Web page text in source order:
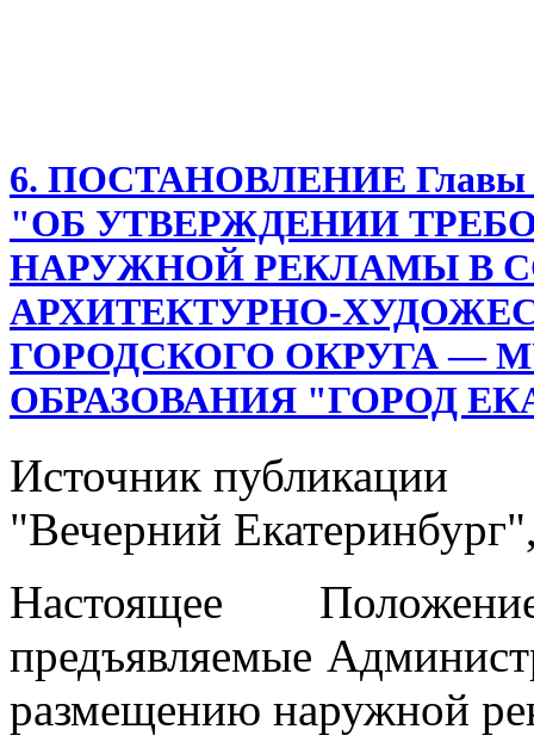
6. ПОСТАНОВЛЕНИЕ Главы
"ОБ УТВЕРЖДЕНИИ
НАРУЖНОЙ РЕКЛАМЫ В
АРХИТЕКТУРНО-
ГОРОДСКОГО ОКРУГА —
ОБРАЗОВАНИЯ "ГОРОД
Источник публикации
"Вечерний
Настоящее
предъявляемые
размещению наружной